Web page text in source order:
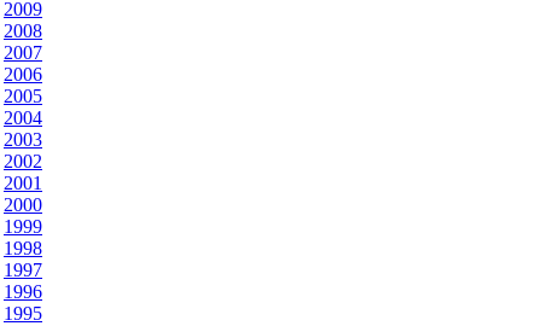
2009
2008
2007
2006
2005
2004
2003
2002
2001
2000
1999
1998
1997
1996
1995